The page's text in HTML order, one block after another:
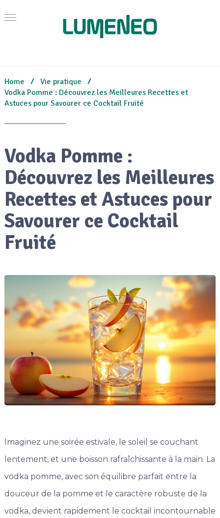
Home
Vie pratique
Vodka Pomme : Découvrez les Meilleures Recettes et
Astuces pour Savourer ce Cocktail Fruité
Vodka Pomme :
Découvrez les Meilleures
Recettes et Astuces pour
Savourer ce Cocktail
Fruité
Imaginez une soirée estivale, le soleil se couchant
lentement, et une boisson rafraîchissante à la main. La
vodka pomme, avec son équilibre parfait entre la
douceur de la pomme et le caractère robuste de la
vodka, devient rapidement le cocktail incontournable